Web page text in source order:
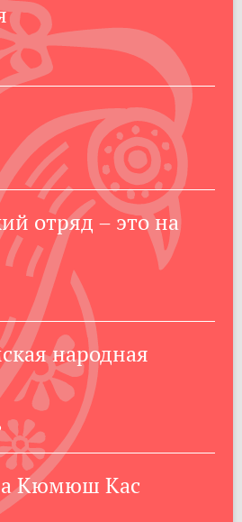
отряд – это на
народная
Кюмюш Кас